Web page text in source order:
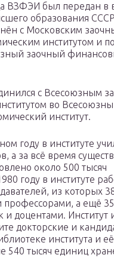
ВЗФЭИ был передан в
образования
с Московским
институтом и
заочный
с Всесоюзным
во
институт.
году в институте
а за всё время
около 500 тысяч
году в институте
из которых
профессорами, а ещё
и доцентами. Институт
докторские и
института и
540 тысяч единиц